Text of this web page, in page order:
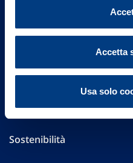
Accetta
Usa solo
FAQ
Altre informazioni
Sostenibilità